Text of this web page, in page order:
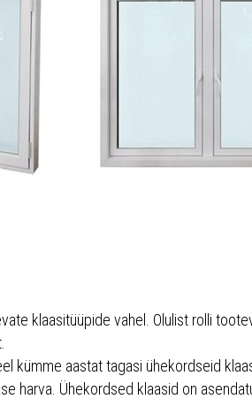
klaasitüüpide vahel. Olulist rolli
kümme aastat tagasi ühekordseid
harva. Ühekordsed klaasid on